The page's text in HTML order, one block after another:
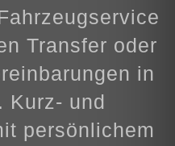
Transfer oder
in
Kurz- und
persönlichem